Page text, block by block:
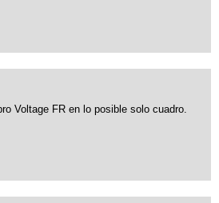
Voltage FR en lo posible solo cuadro.